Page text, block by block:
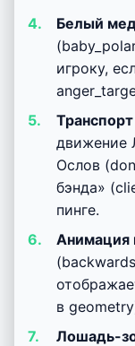
Белый
игроку,
движение
Ослов
бэнда»
пинге.
Анимация
в
Лошадь-